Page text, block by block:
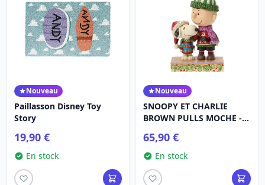
Nouveau
Paillasson Disney Toy
Story
19,90 €
En stock
Nouveau
SNOOPY ET CHARLIE
BROWN PULLS MOCHE -
65,90 €
En stock